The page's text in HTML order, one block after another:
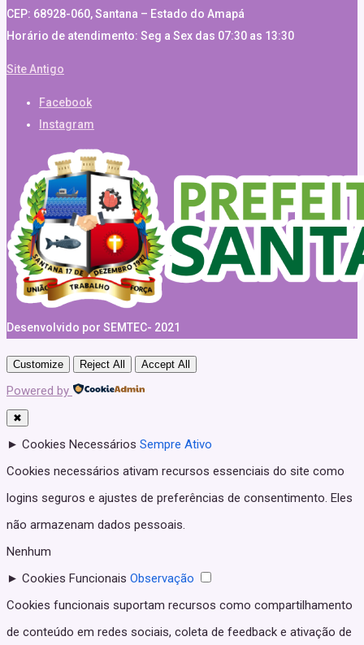
CEP: 68928-060, Santana – Estado do Amapá
Horário de atendimento: Seg a Sex das 07:30 as 13:30
Site Antigo
Facebook
Instagram
Desenvolvido por SEMTEC- 2021
Customize Reject All Accept All
Powered by
✖
► Cookies Necessários Sempre Ativo
Cookies necessários ativam recursos essenciais do site como
logins seguros e ajustes de preferências de consentimento. Eles
não armazenam dados pessoais.
Nenhum
► Cookies Funcionais Observação
Cookies funcionais suportam recursos como compartilhamento
de conteúdo em redes sociais, coleta de feedback e ativação de